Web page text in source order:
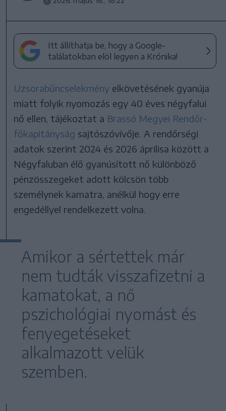
Itt állíthatja be, hogy a Google-
találatokban elöl legyen a Krónika!
Uzsorabűncselekmény elkövetésének gyanúja
miatt folyik nyomozás egy 40 éves négyfalui
nő ellen, tájékoztat a Brassó Megyei Rendőr-
főkapitányság sajtószóvívője. A rendőrségi
adatok szerint 2024 és 2026 áprilisa között a
Négyfaluban élő gyanúsított nő különböző
pénzösszegeket adott kölcsön több
személynek kamatra, anélkül hogy erre
engedéllyel rendelkezett volna.
Amikor a sértettek már
nem tudták visszafizetni a
kamatokat, a nő
pszichológiai nyomást és
fenyegetéseket
alkalmazott velük
szemben.